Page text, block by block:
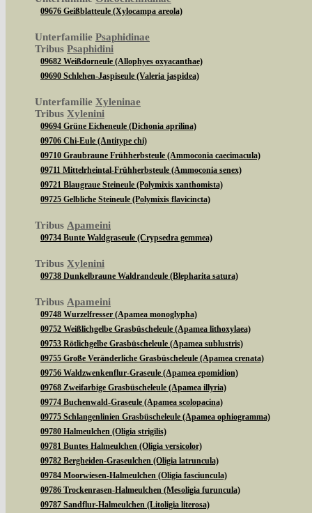
09676 Geißblatteule (Xylocampa areola)
Unterfamilie Psaphidinae
Tribus Psaphidini
09682 Weißdorneule (Allophyes oxyacanthae)
09690 Schlehen-Jaspiseule (Valeria jaspidea)
Unterfamilie Xyleninae
Tribus Xylenini
09694 Grüne Eicheneule (Dichonia aprilina)
09706 Chi-Eule (Antitype chi)
09710 Graubraune Frühherbsteule (Ammoconia caecimacula)
09711 Mittelrheintal-Frühherbsteule (Ammoconia senex)
09721 Blaugraue Steineule (Polymixis xanthomista)
09725 Gelbliche Steineule (Polymixis flavicincta)
Tribus Apameini
09734 Bunte Waldgraseule (Crypsedra gemmea)
Tribus Xylenini
09738 Dunkelbraune Waldrandeule (Blepharita satura)
Tribus Apameini
09748 Wurzelfresser (Apamea monoglypha)
09752 Weißlichgelbe Grasbüscheleule (Apamea lithoxylaea)
09753 Rötlichgelbe Grasbüscheleule (Apamea sublustris)
09755 Große Veränderliche Grasbüscheleule (Apamea crenata)
09756 Waldzwenkenflur-Graseule (Apamea epomidion)
09768 Zweifarbige Grasbüscheleule (Apamea illyria)
09774 Buchenwald-Graseule (Apamea scolopacina)
09775 Schlangenlinien Grasbüscheleule (Apamea ophiogramma)
09780 Halmeulchen (Oligia strigilis)
09781 Buntes Halmeulchen (Oligia versicolor)
09782 Bergheiden-Graseulchen (Oligia latruncula)
09784 Moorwiesen-Halmeulchen (Oligia fasciuncula)
09786 Trockenrasen-Halmeulchen (Mesoligia furuncula)
09787 Sandflur-Halmeulchen (Litoligia literosa)